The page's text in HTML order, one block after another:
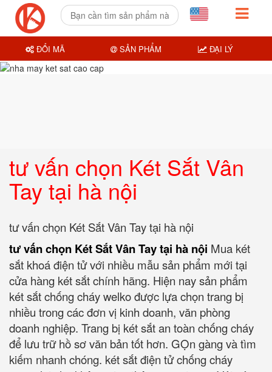
tư vấn chọn Két Sắt Vân
Tay tại hà nội
tư vấn chọn Két Sắt Vân Tay tại hà nội
tư vấn chọn Két Sắt Vân Tay tại hà nội Mua két
sắt khoá điện tử với nhiều mẫu sản phẩm mới tại
cửa hàng két sắt chính hãng. Hiện nay sản phẩm
két sắt chống cháy welko được lựa chọn trang bị
nhiều trong các đơn vị kinh doanh, văn phòng
doanh nghiệp. Trang bị két sắt an toàn chống cháy
để lưu trữ hồ sơ văn bản tốt hơn. GỌn gàng và tìm
kiếm nhanh chóng. két sắt điện tử chống cháy
ĐỔI MÃ SẢN PHẨM ĐẠI LÝ